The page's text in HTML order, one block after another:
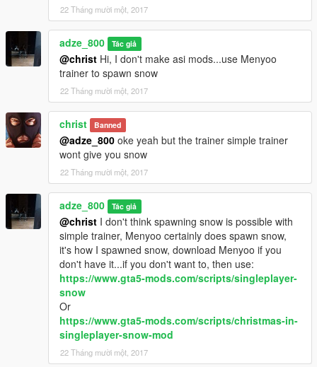
22 Tháng mười một, 2017
adze_800 Tác giả
@christ Hi, I don't make asi mods...use Menyoo
trainer to spawn snow
22 Tháng mười một, 2017
christ Banned
@adze_800 oke yeah but the trainer simple trainer
wont give you snow
22 Tháng mười một, 2017
adze_800 Tác giả
@christ I don't think spawning snow is possible with
simple trainer, Menyoo certainly does spawn snow,
it's how I spawned snow, download Menyoo if you
don't have it...if you don't want to, then use:
https://www.gta5-mods.com/scripts/singleplayer-
snow
Or
https://www.gta5-mods.com/scripts/christmas-in-
singleplayer-snow-mod
22 Tháng mười một, 2017